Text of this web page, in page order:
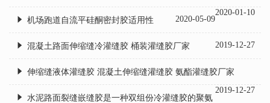
2020-01-10
机场跑道自流平硅酮密封胶适用性
2020-05-09
混凝土路面伸缩缝冷灌缝胶 桶装灌缝胶厂家 2019-12-27
伸缩缝液体灌缝胶 混凝土伸缩缝灌缝胶 氨酯灌缝胶厂家
2019-12-27
水泥路面裂缝嵌缝胶是一种双组份冷灌缝胶的聚氨